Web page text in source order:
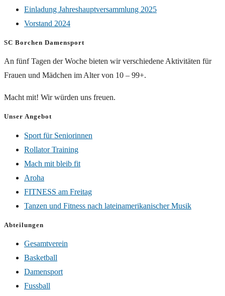
Einladung Jahreshauptversammlung 2025
Vorstand 2024
SC Borchen Damensport
An fünf Tagen der Woche bieten wir verschiedene Aktivitäten für
Frauen und Mädchen im Alter von 10 – 99+.
Macht mit! Wir würden uns freuen.
Unser Angebot
Sport für Seniorinnen
Rollator Training
Mach mit bleib fit
Aroha
FITNESS am Freitag
Tanzen und Fitness nach lateinamerikanischer Musik
Abteilungen
Gesamtverein
Basketball
Damensport
Fussball